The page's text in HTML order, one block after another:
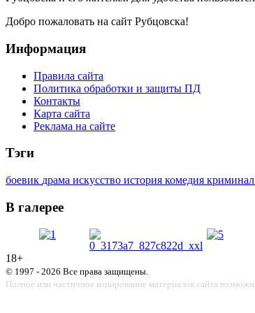
Добро пожаловать на сайт Рубцовска!
Информация
Правила сайта
Политика обработки и защиты ПД
Контакты
Карта сайта
Реклама на сайте
Тэги
боевик драма искусство история комедия криминал
В галерее
18+
© 1997 - 2026 Все права защищены.
Полное или частичное копирование материалов сайта